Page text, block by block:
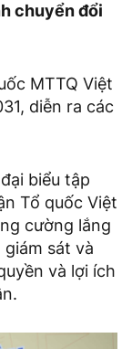
chuyển đổi
MTTQ Việt
diễn ra các
biểu tập
Tổ quốc Việt
cường lắng
sát và
và lợi ích